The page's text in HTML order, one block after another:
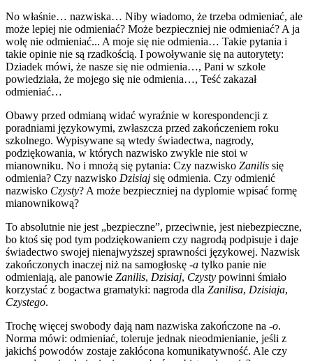
No właśnie… nazwiska… Niby wiadomo, że trzeba odmieniać, ale
może lepiej nie odmieniać? Może bezpieczniej nie odmieniać? A ja
wolę nie odmieniać... A moje się nie odmienia… Takie pytania i
takie opinie nie są rzadkością. I powoływanie się na autorytety:
Dziadek mówi, że nasze się nie odmienia…, Pani w szkole
powiedziała, że mojego się nie odmienia…, Teść zakazał
odmieniać…
Obawy przed odmianą widać wyraźnie w korespondencji z
poradniami językowymi, zwłaszcza przed zakończeniem roku
szkolnego. Wypisywane są wtedy świadectwa, nagrody,
podziękowania, w których nazwisko zwykle nie stoi w
mianowniku. No i mnożą się pytania: Czy nazwisko Zanilis się
odmienia? Czy nazwisko Dzisiaj się odmienia. Czy odmienić
nazwisko Czysty? A może bezpieczniej na dyplomie wpisać formę
mianownikową?
To absolutnie nie jest „bezpieczne”, przeciwnie, jest niebezpieczne,
bo ktoś się pod tym podziękowaniem czy nagrodą podpisuje i daje
świadectwo swojej nienajwyższej sprawności językowej. Nazwisk
zakończonych inaczej niż na samogłoskę -a tylko panie nie
odmieniają, ale panowie Zanilis, Dzisiaj, Czysty powinni śmiało
korzystać z bogactwa gramatyki: nagroda dla Zanilisa, Dzisiaja,
Czystego.
Trochę więcej swobody dają nam nazwiska zakończone na -o.
Norma mówi: odmieniać, toleruje jednak nieodmienianie, jeśli z
jakichś powodów zostaje zakłócona komunikatywność. Ale czy